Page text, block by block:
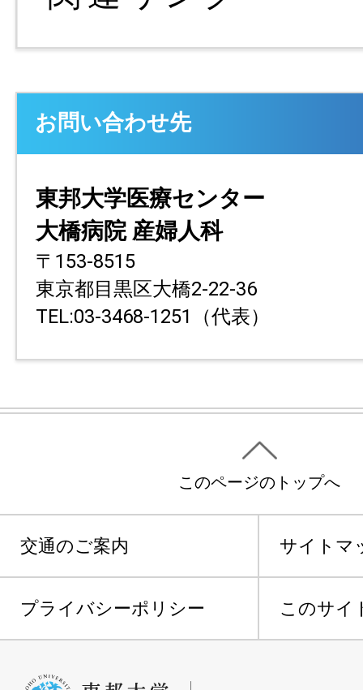
お問い合わせ先
東邦大学医療センター
大橋病院 産婦人科
〒153-8515
東京都目黒区大橋2-22-36
TEL:03-3468-1251（代表）
このページのトップへ
交通のご案内 サイトマ
プライバシーポリシー このサイ